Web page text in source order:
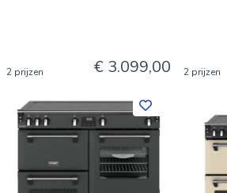
2 prijzen € 3.099,00 2 prijzen